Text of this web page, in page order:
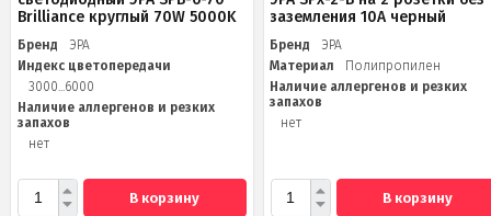
Brilliance круглый 70W 5000K
Бренд
ЭРА
Индекс цветопередачи
3000...6000
Наличие аллергенов и резких
запахов
нет
В корзину
заземления 10А черный
Бренд
ЭРА
Материал
Полипропилен
Наличие аллергенов и резких
запахов
нет
В корзину